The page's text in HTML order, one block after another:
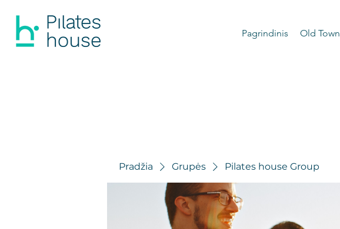
Pagrindinis Old Town
Pradžia Grupės Pilates house Group